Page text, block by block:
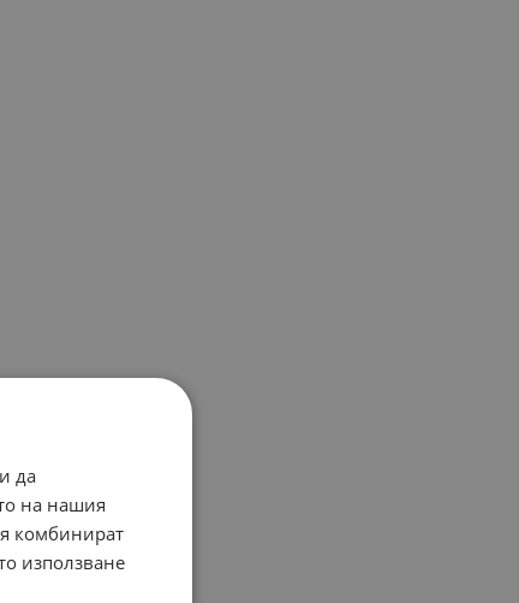
да
на нашия
комбинират
използване